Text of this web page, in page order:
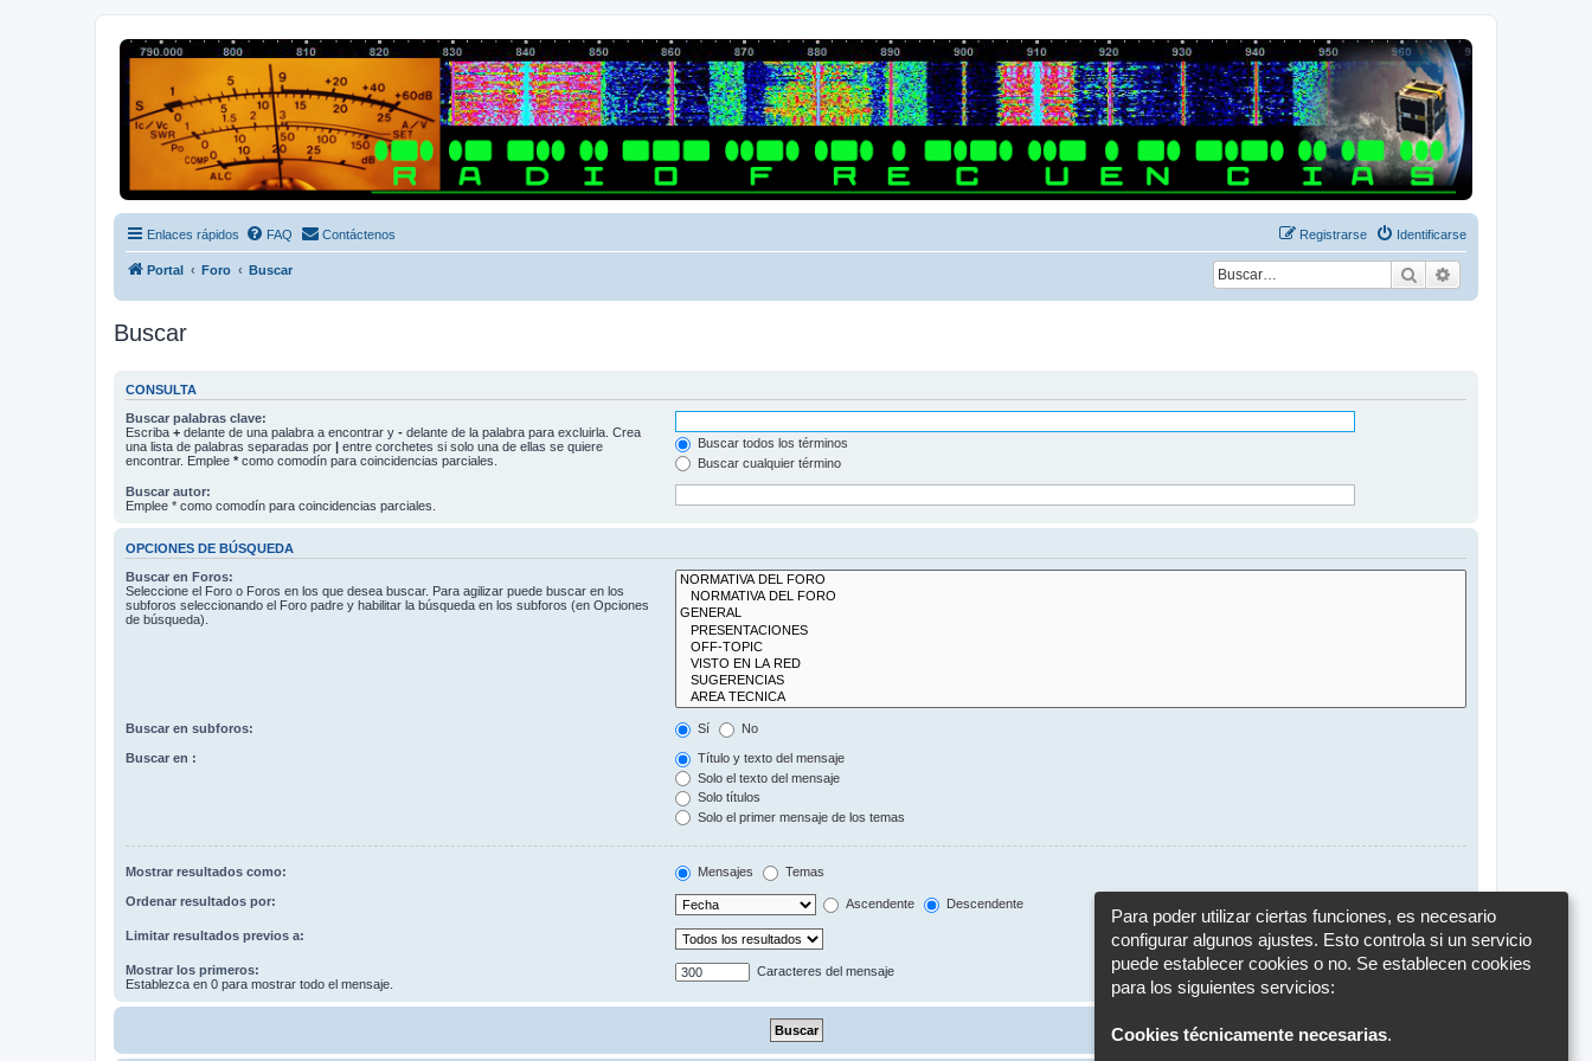
Radio Frecuencias
Foro de Radio Frecuencias
Enlaces rápidos FAQ Contáctenos Identificarse
Registrarse
Portal Foro Buscar Buscar
Buscar
CONSULTA
Buscar palabras clave:
Escriba + delante de una palabra a encontrar y - delante de la palabra para excluirla. Crea
una lista de palabras separadas por
entre corchetes si solo una de ellas se quiere
encontrar. Emplee * como comodín para coincidencias parciales.
Buscar todos los términos
Buscar cualquier término
Buscar autor:
Emplee * como comodín para coincidencias parciales.
OPCIONES DE BÚSQUEDA
Buscar en Foros:
Seleccione el Foro o Foros en los que desea buscar. Para agilizar puede buscar en los
subforos seleccionando el Foro padre y habilitar la búsqueda en los subforos (en Opciones
de búsqueda).
Buscar en subforos: Sí No
Buscar en :
Título y texto del mensaje
Solo el texto del mensaje
Solo títulos
Solo el primer mensaje de los temas
Mostrar resultados como: Mensajes Temas
Ordenar resultados por: Ascendente Descendente
Limitar resultados previos a:
Mostrar los primeros:
Establezca en 0 para mostrar todo el mensaje.
Caracteres del mensaje
Para poder utilizar ciertas funciones, es necesario
configurar algunos ajustes. Esto controla si un servicio
puede establecer cookies o no. Se establecen cookies
para los siguientes servicios:
Cookies técnicamente necesarias.